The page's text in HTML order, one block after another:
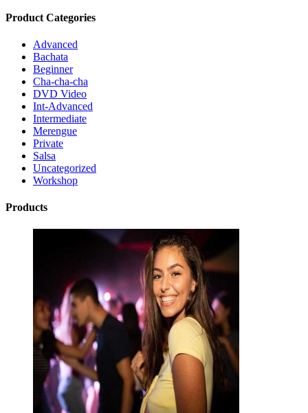
Product Categories
Advanced
Bachata
Beginner
Cha-cha-cha
DVD Video
Int-Advanced
Intermediate
Merengue
Private
Salsa
Uncategorized
Workshop
Products